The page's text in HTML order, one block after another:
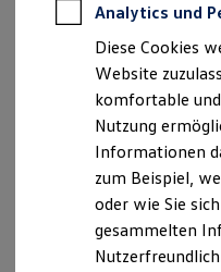
Für
Für
Profi Paket
TopDeal
Gebrauchtwagen
Finanzierung
Für
Für
Leasing
Für
Für
Verantwortlich für die
Burgstaller GmbH (
Posener Platz 4,
Montag-
Analytics und
Diese Cookies
Website
komfortable
Nutzung
Informationen
zum Beispiel,
oder wie Sie
gesammelten